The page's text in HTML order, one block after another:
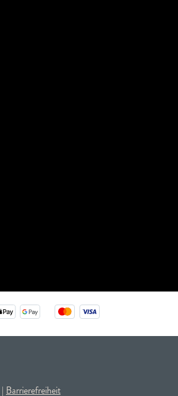
| Barrierefreiheit